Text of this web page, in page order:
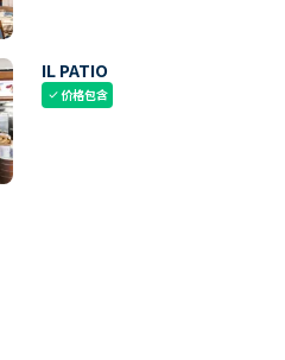
IL PATIO
check价格包含